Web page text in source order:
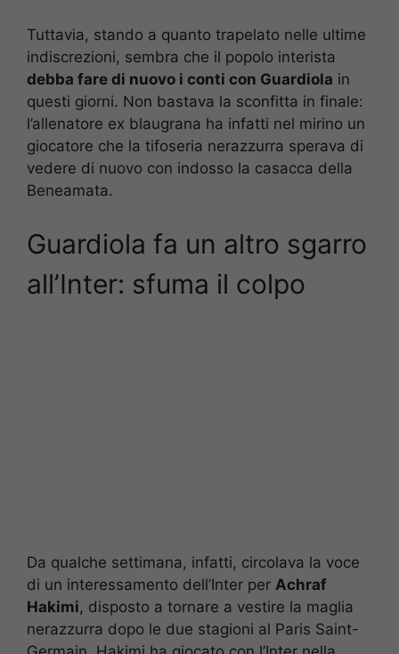
Tuttavia, stando a quanto trapelato nelle ultime
indiscrezioni, sembra che il popolo interista
debba fare di nuovo i conti con Guardiola in
questi giorni. Non bastava la sconfitta in finale:
l’allenatore ex blaugrana ha infatti nel mirino un
giocatore che la tifoseria nerazzurra sperava di
vedere di nuovo con indosso la casacca della
Beneamata.
Guardiola fa un altro sgarro
all’Inter: sfuma il colpo
Da qualche settimana, infatti, circolava la voce
di un interessamento dell’Inter per Achraf
Hakimi, disposto a tornare a vestire la maglia
nerazzurra dopo le due stagioni al Paris Saint-